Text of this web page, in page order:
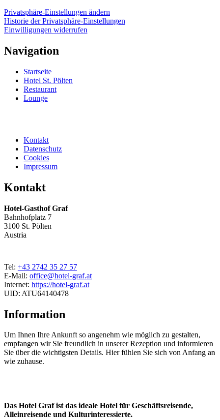
Privatsphäre-Einstellungen ändern
Historie der Privatsphäre-Einstellungen
Einwilligungen widerrufen
Navigation
Startseite
Hotel St. Pölten
Restaurant
Lounge
Kontakt
Datenschutz
Cookies
Impressum
Kontakt
Hotel-Gasthof Graf
Bahnhofplatz 7
3100 St. Pölten
Austria
Tel: +43 2742 35 27 57
E-Mail: office@hotel-graf.at
Internet: https://hotel-graf.at
UID: ATU64140478
Information
Um Ihnen Ihre Ankunft so angenehm wie möglich zu gestalten,
empfangen wir Sie freundlich in unserer Rezeption und informieren
Sie über die wichtigsten Details. Hier fühlen Sie sich von Anfang an
wie zuhause.
Das Hotel Graf ist das ideale Hotel für Geschäftsreisende,
Alleinreisende und Kulturinteressierte.